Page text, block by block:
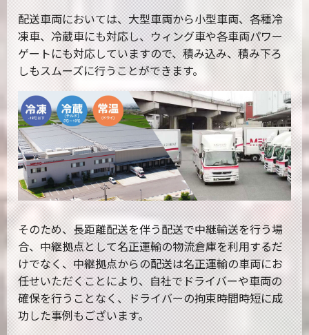
配送車両においては、大型車両から小型車両、各種冷
凍車、冷蔵車にも対応し、ウィング車や各車両パワー
ゲートにも対応していますので、積み込み、積み下ろ
しもスムーズに行うことができます。
そのため、長距離配送を伴う配送で中継輸送を行う場
合、中継拠点として名正運輸の物流倉庫を利用するだ
けでなく、中継拠点からの配送は名正運輸の車両にお
任せいただくことにより、自社でドライバーや車両の
確保を行うことなく、ドライバーの拘束時間時短に成
功した事例もございます。